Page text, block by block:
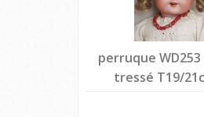
perruque
tressé T19/